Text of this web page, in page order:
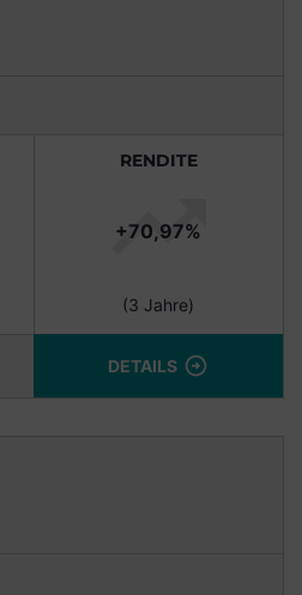
RENDITE
+70,97%
(3 Jahre)
DETAILS